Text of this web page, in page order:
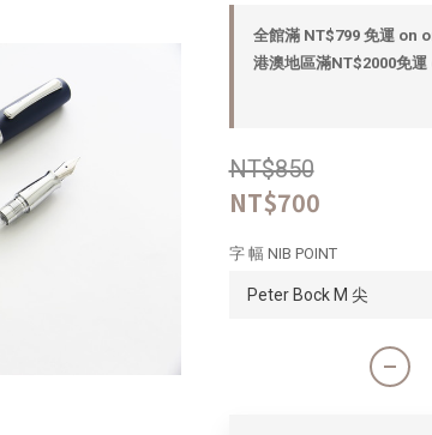
全館滿 NT$799 免運 on
港澳地區滿NT$2000免
NT$850
NT$700
字 幅 NIB POINT